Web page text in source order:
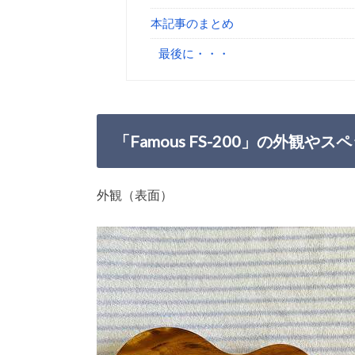
本記事のまとめ
最後に・・・
「Famous FS-200」の外観やス
外観（表面）